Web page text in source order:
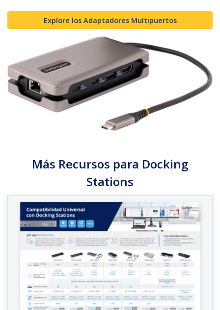
Explore los Adaptadores Multipuertos
Más Recursos para Docking
Stations